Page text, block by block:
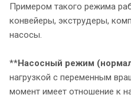
Примером такого режима
конвейеры, экструдеры,
насосы.
**Насосный режим
нагрузкой с переменным
момент имеет отношение к